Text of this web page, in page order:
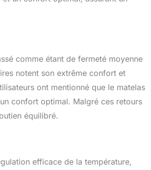
comme étant de fermeté moyenne
notent son extrême confort et
ont mentionné que le matelas
confort optimal. Malgré ces retours
équilibré.
efficace de la température,